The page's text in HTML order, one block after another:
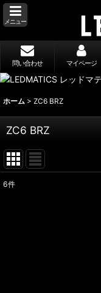
メニュー
問い合わせ マイページ
ホーム > ZC6 BRZ
ZC6 BRZ
6件